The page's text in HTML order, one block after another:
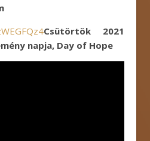
Csütörtök 2021
napja, Day of Hope